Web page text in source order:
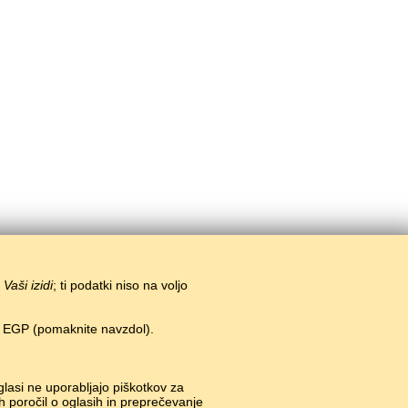
Vaši izidi; ti podatki niso na voljo
(pomaknite navzdol).
ne uporabljajo piškotkov za
poročil o oglasih in preprečevanje